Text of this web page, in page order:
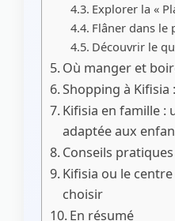
Explorer la «
Flâner dans le
Découvrir le
Où manger et
Shopping à
Kifisia en famille :
adaptée aux
Conseils
Kifisia ou le centre
choisir
En résumé